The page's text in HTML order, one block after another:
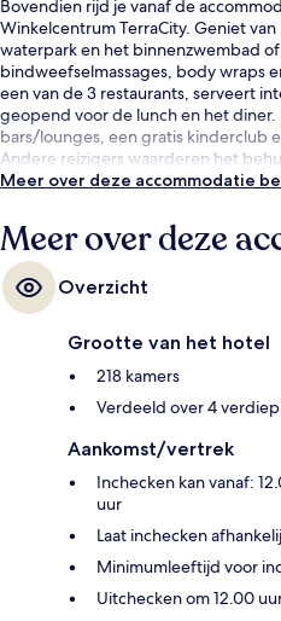
Bovendien rijd je vanaf de
Winkelcentrum TerraCity. Geniet
waterpark en het binnenzwembad
bindweefselmassages, body wraps
een van de 3 restaurants, serveert
geopend voor de lunch en het
bars/lounges, een gratis kinderclub
Andere reizigers waarderen het
Meer over deze accommodatie
Meer over deze
Overzicht
Grootte van het hotel
218 kamers
Verdeeld over 4
Aankomst/vertrek
Inchecken kan vanaf:
uur
Laat inchecken
Minimumleeftijd voor
Uitchecken om 12.00